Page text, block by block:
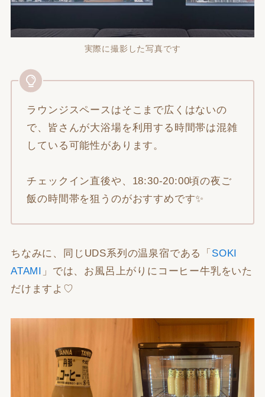
実際に撮影した写真です
ラウンジスペースはそこまで広くはないの
で、皆さんが大浴場を利用する時間帯は混雑
している可能性があります。
チェックイン直後や、18:30-20:00頃の夜ご
飯の時間帯を狙うのがおすすめです✨
ちなみに、同じUDS系列の温泉宿である「 SOKI
ATAMI 」では、お風呂上がりにコーヒー牛乳をいた
だけますよ♡